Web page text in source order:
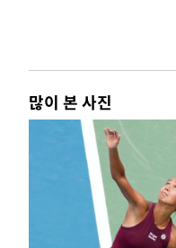
많이 본 사진